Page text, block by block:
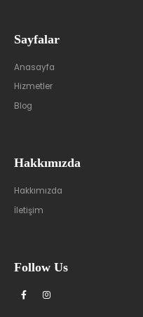
Sayfalar
Anasayfa
Hizmetler
Blog
Hakkımızda
Hakkımızda
İletişim
Follow Us